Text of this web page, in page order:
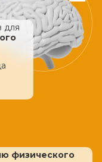
для
физического